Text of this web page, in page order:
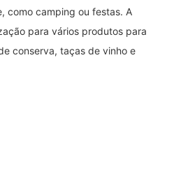
como camping ou festas. A
para vários produtos para
conserva, taças de vinho e